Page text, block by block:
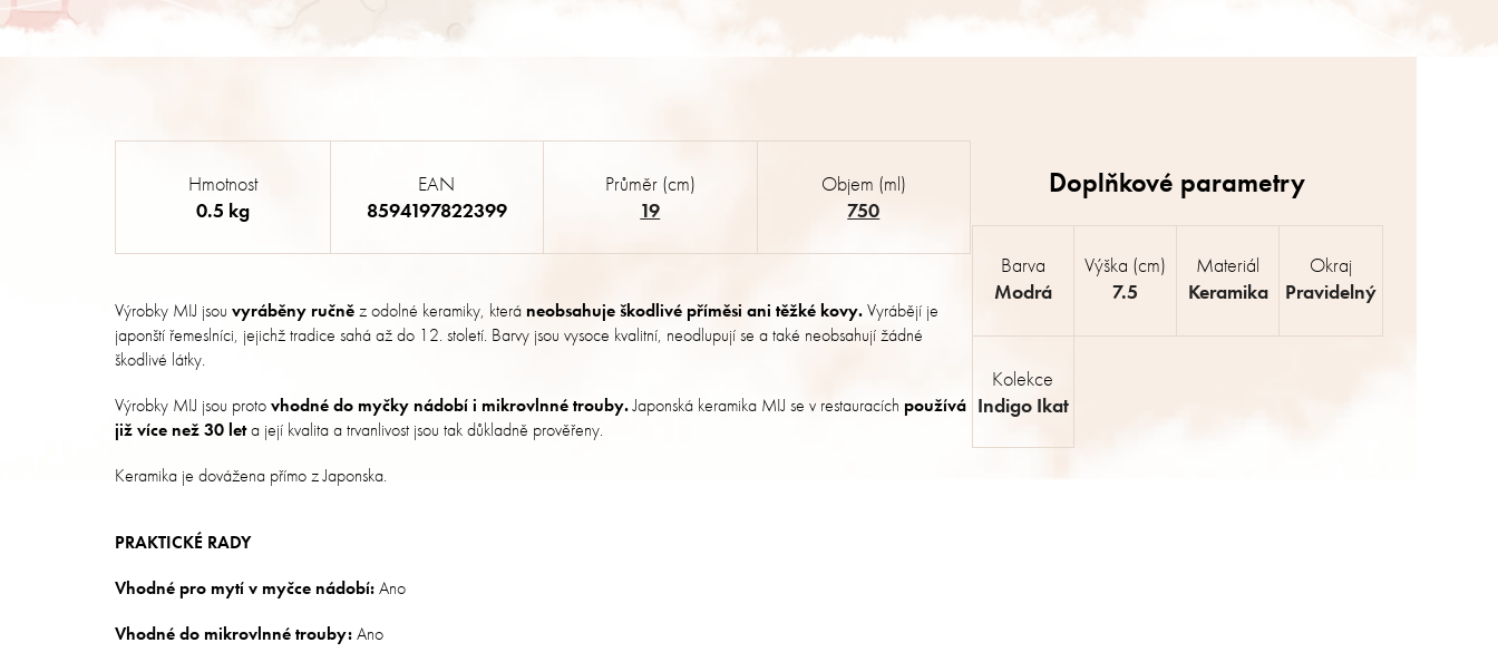
Výrobky MIJ jsou vyráběny ručněz odolné keramiky, která neobsahuje škodlivé příměsi ani těžké kovy.Vyrábějí je
japonští řemeslníci, jejichž tradice sahá až do 12. století. Barvy jsou vysoce kvalitní, neodlupují se a také neobsahují žádné
škodlivé látky.
Výrobky MIJ jsou protovhodné do myčky nádobí i mikrovlnné trouby.Japonská keramika MIJ se v restauracích používá
již více než 30 leta její kvalita a trvanlivost jsou tak důkladně prověřeny.
Keramika je dovážena přímo z Japonska.
PRAKTICKÉ RADY
Vhodné pro mytí v myčce nádobí:Ano
Vhodné do mikrovlnné trouby:Ano
Hmotnost
0.5 kg
EAN
8594197822399
Průměr (cm)
19
Objem (ml)
750
Barva
Modrá
Výška (cm)
7.5
Materiál
Keramika
Okraj
Pravidelný
Kolekce
Indigo Ikat